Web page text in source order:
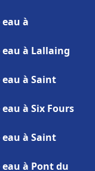
à
à Lallaing
à Saint
à Six Fours
à Saint
à Pont du